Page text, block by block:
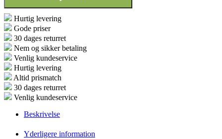
AGRO
antalHurtig levering
Gode priser
30 dages returret
Nem og sikker betaling
Venlig kundeservice
Hurtig levering
Altid prismatch
30 dages returret
Venlig kundeservice
Beskrivelse
Yderligere information